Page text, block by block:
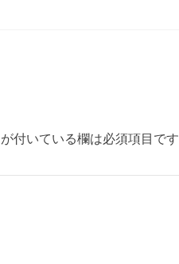
が付いている欄は必須項目です